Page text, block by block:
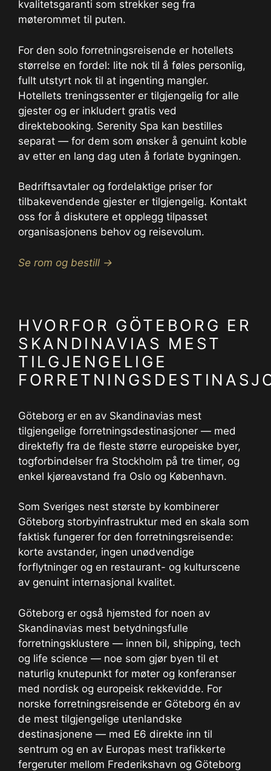
kvalitetsgaranti som strekker seg fra
møterommet til puten.
For den solo forretningsreisende er hotellets
størrelse en fordel: lite nok til å føles personlig,
fullt utstyrt nok til at ingenting mangler.
Hotellets treningssenter er tilgjengelig for alle
gjester og er inkludert gratis ved
direktebooking. Serenity Spa kan bestilles
separat — for dem som ønsker å genuint koble
av etter en lang dag uten å forlate bygningen.
Bedriftsavtaler og fordelaktige priser for
tilbakevendende gjester er tilgjengelig. Kontakt
oss for å diskutere et opplegg tilpasset
organisasjonens behov og reisevolum.
Se rom og bestill →
HVORFOR GÖTEBORG ER
SKANDINAVIAS MEST
TILGJENGELIGE
Göteborg er en av Skandinavias mest
tilgjengelige forretningsdestinasjoner — med
direktefly fra de fleste større europeiske byer,
togforbindelser fra Stockholm på tre timer, og
enkel kjøreavstand fra Oslo og København.
Som Sveriges nest største by kombinerer
Göteborg storbyinfrastruktur med en skala som
faktisk fungerer for den forretningsreisende:
korte avstander, ingen unødvendige
forflytninger og en restaurant- og kulturscene
av genuint internasjonal kvalitet.
Göteborg er også hjemsted for noen av
Skandinavias mest betydningsfulle
forretningsklustere — innen bil, shipping, tech
og life science — noe som gjør byen til et
naturlig knutepunkt for møter og konferanser
med nordisk og europeisk rekkevidde. For
norske forretningsreisende er Göteborg én av
de mest tilgjengelige utenlandske
destinasjonene — med E6 direkte inn til
sentrum og en av Europas mest trafikkerte
fergeruter mellom Frederikshavn og Göteborg